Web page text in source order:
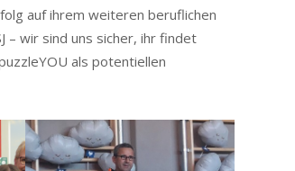
auf ihrem weiteren beruflichen
– wir sind uns sicher, ihr findet
als potentiellen